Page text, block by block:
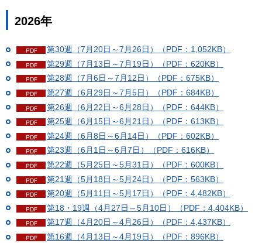
2026年
第30週（7月20日～7月26日）（PDF：1,052KB）
第29週（7月13日～7月19日）（PDF：620KB）
第28週（7月6日～7月12日）（PDF：675KB）
第27週（6月29日～7月5日）（PDF：684KB）
第26週（6月22日～6月28日）（PDF：644KB）
第25週（6月15日～6月21日）（PDF：613KB）
第24週（6月8日～6月14日）（PDF：602KB）
第23週（6月1日～6月7日）（PDF：616KB）
第22週（5月25日～5月31日）（PDF：600KB）
第21週（5月18日～5月24日）（PDF：563KB）
第20週（5月11日～5月17日）（PDF：4,482KB）
第18・19週（4月27日～5月10日）（PDF：4,404KB）
第17週（4月20日～4月26日）（PDF：4,437KB）
第16週（4月13日～4月19日）（PDF：896KB）